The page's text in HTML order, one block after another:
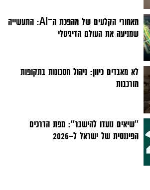
מאחורי הקלעים של מהפכת ה־AI: התעשייה
שמניעה את העולם הדיגיטלי
לא מאבדים כיוון: ניהול חסכונות בתקופות
מורכבות
''שיאים נועדו להישבר'': מפת הדרכים
הפיננסית של ישראל ל-2026